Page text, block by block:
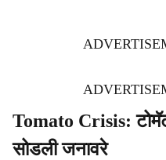
Tomato Crisis:
सोडली जनावरे